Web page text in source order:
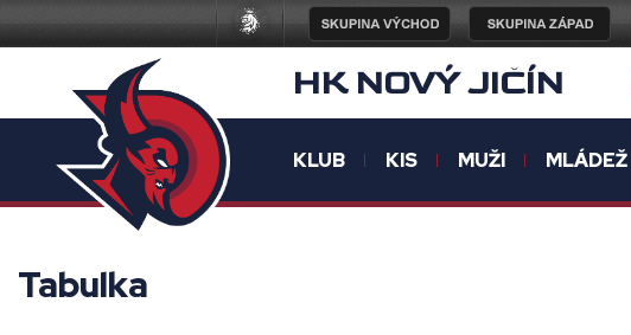
HK NOVÝ JIČÍN
KLUB KIS MUŽI MLÁDEŽ
Tabulka